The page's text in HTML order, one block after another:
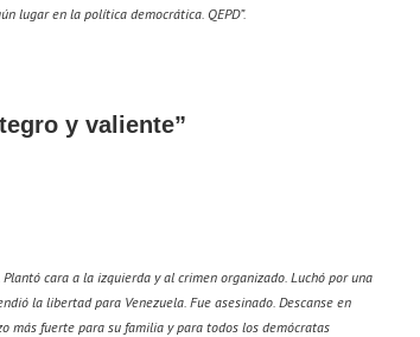
lugar en la política democrática. QEPD”.
y valiente”
cara a la izquierda y al crimen organizado. Luchó por una
la libertad para Venezuela. Fue asesinado. Descanse en
más fuerte para su familia y para todos los demócratas